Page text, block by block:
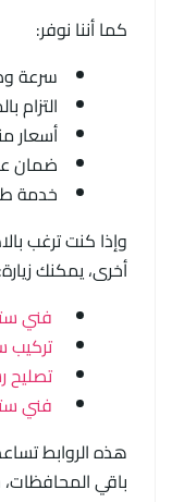
كما أننا نوفر:
سرعة
التزام
أسعار
ضمان
خدمة
وإذا كنت ترغب
أخرى، يمكنك زيارة:
فني
تركيب
تصليح
فني
هذه الروابط
باقي